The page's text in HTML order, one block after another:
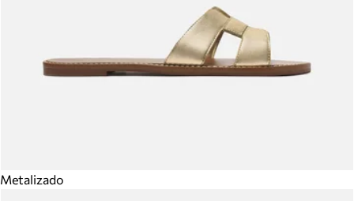
Metalizado